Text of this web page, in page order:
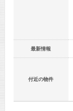
最新情報
付近の物件